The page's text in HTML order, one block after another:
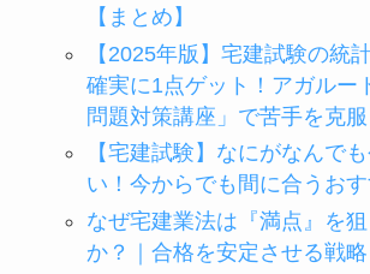
【まとめ】
【2025年版】宅建試験の統
確実に1点ゲット！アガルー
問題対策講座」で苦手を克服
【宅建試験】なにがなんで
い！今からでも間に合うお
なぜ宅建業法は『満点』を
か？｜合格を安定させる戦